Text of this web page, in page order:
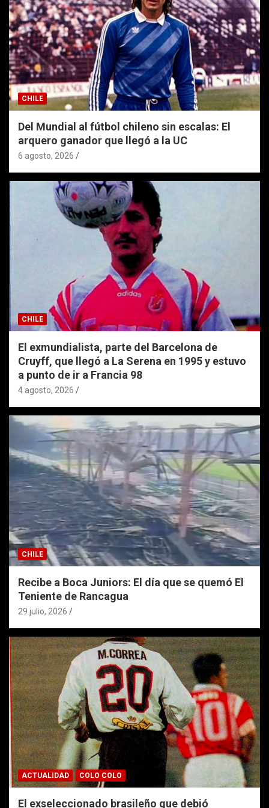
CHILE
Del Mundial al fútbol chileno sin escalas: El
arquero ganador que llegó a la UC
6 agosto, 2026
CHILE
El exmundialista, parte del Barcelona de
Cruyff, que llegó a La Serena en 1995 y estuvo
a punto de ir a Francia 98
4 agosto, 2026
CHILE
Recibe a Boca Juniors: El día que se quemó El
Teniente de Rancagua
29 julio, 2026
ACTUALIDAD COLO COLO
El exseleccionado brasileño que debió